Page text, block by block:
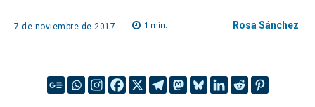
7 de noviembre de 2017 1 min. Rosa Sánchez